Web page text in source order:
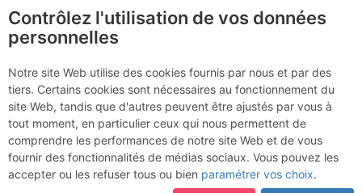
Pic du Midi d'Ossau -
Comida para Puños -
Fissure de la longueur en
6c
Contrôlez l'utilisation de vos données
personnelles
Notre site Web utilise des cookies fournis par nous et par des
tiers. Certains cookies sont nécessaires au fonctionnement du
site Web, tandis que d'autres peuvent être ajustés par vous à
tout moment, en particulier ceux qui nous permettent de
comprendre les performances de notre site Web et de vous
fournir des fonctionnalités de médias sociaux. Vous pouvez les
accepter ou les refuser tous ou bien paramétrer vos choix.